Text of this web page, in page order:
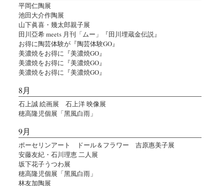
平岡仁陶展
池田大介作陶展
山下眞喜・幾太郎親子展
田川亞希 meets 月刊「ムー」『田川埋蔵金伝説』
お得に陶芸体験が『陶芸体験GO』
美濃焼をお得に『美濃焼GO』
美濃焼をお得に『美濃焼GO』
美濃焼をお得に『美濃焼GO』
8月
石上誠 絵画展 石上洋 映像展
穂高隆児個展「黑風白雨」
9月
ポーセリンアート ドール＆フラワー 吉原惠美子展
安藤友紀・石川理恵 二人展
坂下花子うつわ展
穂高隆児個展「黑風白雨」
林友加陶展